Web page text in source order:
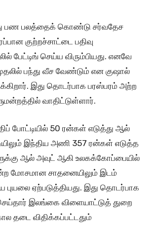
பண பலத்தைக் கொண்டு சர்வதேச
குற்றச்சாட்டை பதிவு
பேட்டிங் செய்ய விரும்பியது. எனவே
பந்து வீச வேண்டும் என குஷால்
இது தொடர்பாக பரஸ்பரம் அற்ற
வாதிட்டுள்ளார்.
போட்டியில் 50 ரன்கள் எடுத்து ஆல்
இந்திய அணி 357 ரன்கள் எடுத்த
ஆல் அவுட் ஆகி உலகக்கோப்பையில்
மோசமான சாதனையிலும் இடம்
புயலை ஏற்படுத்தியது. இது தொடர்பாக
இலங்கை விளையாட்டுத் துறை
தடை விதிக்கப்பட்டதும்